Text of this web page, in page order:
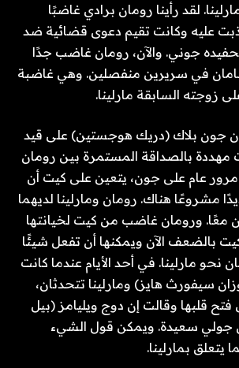
لقد رأينا رومان برادي غاضبًا
عليه وكانت تقيم دعوى قضائية ضد
جوني. والآن، رومان غاضب جدًا
في سريرين منفصلين. وهي غاضبة
زوجته السابقة مارلينا.
جون بلاك (دريك هوجستين) على قيد
مهددة بالصداقة المستمرة بين رومان
مرور عام على جون، يتعين على كيت أن
مشروعًا هناك. رومان ومارلينا لديهما
معًا. ورومان غاضب من كيت لخيانتها
بالضعف الآن ويمكنها أن تفعل شيئًا
نحو مارلينا. في أحد الأيام عندما كانت
سيفورث هايز) ومارلينا تتحدثان،
قلبها وقالت إن دوج ويليامز (بيل
جولي سعيدة. ويمكن قول الشيء
بمارلينا.